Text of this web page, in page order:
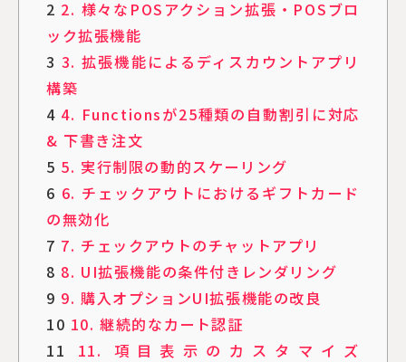
2 2. 様々なPOSアクション拡張・POSブロ
ック拡張機能
3 3. 拡張機能によるディスカウントアプリ
構築
4 4. Functionsが25種類の自動割引に対応
& 下書き注文
5 5. 実行制限の動的スケーリング
6 6. チェックアウトにおけるギフトカード
の無効化
7 7. チェックアウトのチャットアプリ
8 8. UI拡張機能の条件付きレンダリング
9 9. 購入オプションUI拡張機能の改良
10 10. 継続的なカート認証
11 11. 項目表示のカスタマイズ